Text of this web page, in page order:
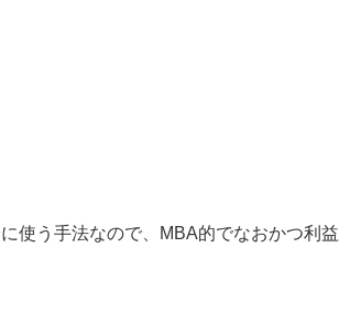
使う手法なので、MBA的でなおかつ利益